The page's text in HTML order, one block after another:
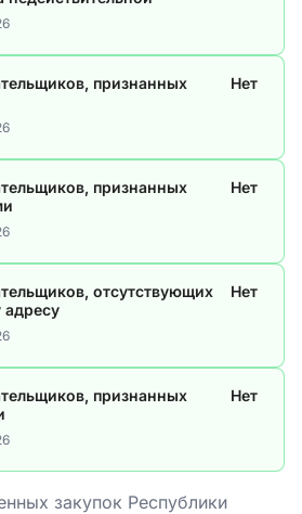
признанных
Нет
признанных
Нет
отсутствующих
Нет
признанных
Нет
закупок Республики